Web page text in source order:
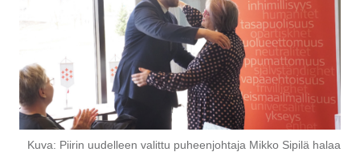
Kuva: Piirin uudelleen valittu puheenjohtaja Mikko Sipilä halaa